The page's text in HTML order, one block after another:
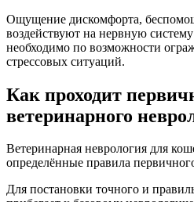
Ощущение дискомфорта,
воздействуют на нервную
необходимо по возможности
стрессовых ситуаций.
Как проходит
ветеринарного
Ветеринарная неврология для
определённые правила
Для постановки точного и